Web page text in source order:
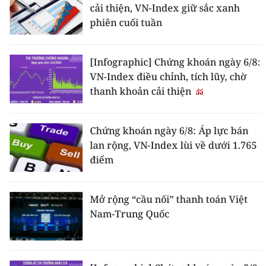
cải thiện, VN-Index giữ sắc xanh
phiên cuối tuần
[Infographic] Chứng khoán ngày 6/8:
VN-Index điều chỉnh, tích lũy, chờ
thanh khoản cải thiện
Chứng khoán ngày 6/8: Áp lực bán
lan rộng, VN-Index lùi về dưới 1.765
điểm
Mở rộng “cầu nối” thanh toán Việt
Nam-Trung Quốc